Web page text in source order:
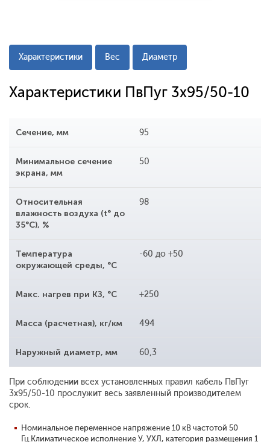
Характеристики Вес Диаметр
Характеристики ПвПуг 3x95/50-10
Сечение, мм 95
Минимальное сечение
экрана, мм
50
Относительная
влажность воздуха (t° до
35°С), %
98
Температура
окружающей среды, °С
-60 до +50
Макс. нагрев при КЗ, °С +250
Масса (расчетная), кг/км 494
Наружный диаметр, мм 60,3
При соблюдении всех установленных правил кабель ПвПуг
3x95/50-10 прослужит весь заявленный производителем
срок.
Номинальное переменное напряжение 10 кВ частотой 50
Гц.Климатическое исполнение У, УХЛ, категория размещения 1